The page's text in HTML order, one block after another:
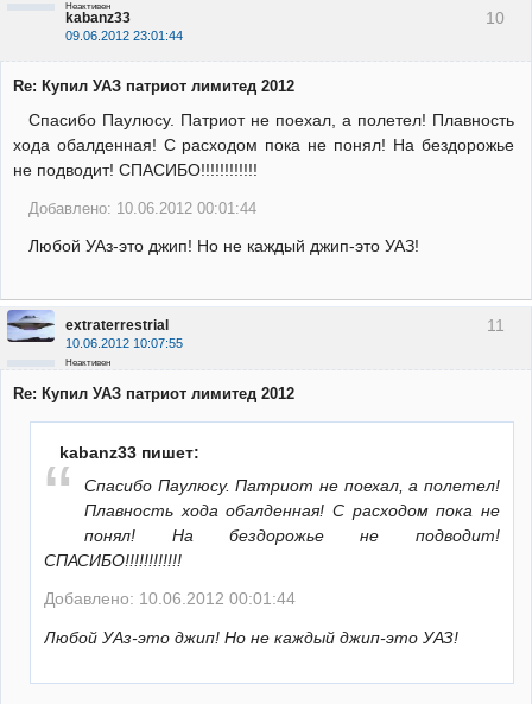
10
kabanz33
09.06.2012 23:01:44
Неактивен
Re: Купил УАЗ патриот лимитед 2012
Спасибо Паулюсу. Патриот не поехал, а полетел! Плавность
хода обалденная! С расходом пока не понял! На бездорожье
не подводит! СПАСИБО!!!!!!!!!!!!
Добавлено: 10.06.2012 00:01:44
Любой УАз-это джип! Но не каждый джип-это УАЗ!
11
extraterrestrial
10.06.2012 10:07:55
Неактивен
Re: Купил УАЗ патриот лимитед 2012
kabanz33 пишет:
Спасибо Паулюсу. Патриот не поехал, а полетел!
Плавность хода обалденная! С расходом пока не
понял! На бездорожье не подводит!
СПАСИБО!!!!!!!!!!!!
Добавлено: 10.06.2012 00:01:44
Любой УАз-это джип! Но не каждый джип-это УАЗ!